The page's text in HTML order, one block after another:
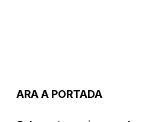
ARA A PORTADA